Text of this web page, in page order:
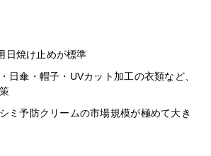
日焼け止めが標準
日傘・帽子・UVカット加工の衣類など、
ミ予防クリームの市場規模が極めて大き